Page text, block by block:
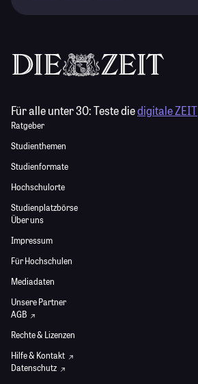
Für alle unter 30:Teste diedigitale ZEIT
Ratgeber
Studienthemen
Studienformate
Hochschulorte
Studienplatzbörse
Über uns
Impressum
Für Hochschulen
Mediadaten
Unsere Partner
AGB
Rechte & Lizenzen
Hilfe & Kontakt
Datenschutz